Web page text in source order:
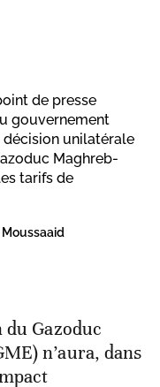
de presse
gouvernement
décision unilatérale
Maghreb-
tarifs de
Gazoduc
n’aura, dans